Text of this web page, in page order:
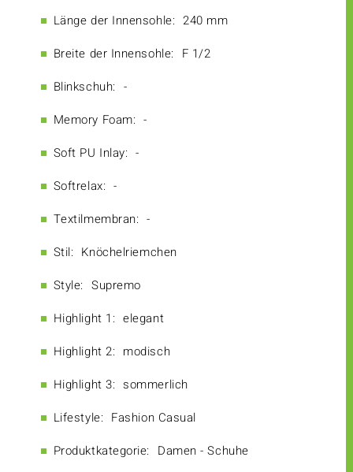
Länge der Innensohle: 240 mm
Breite der Innensohle: F 1/2
Blinkschuh: -
Memory Foam: -
Soft PU Inlay: -
Softrelax: -
Textilmembran: -
Stil: Knöchelriemchen
Style: Supremo
Highlight 1: elegant
Highlight 2: modisch
Highlight 3: sommerlich
Lifestyle: Fashion Casual
Produktkategorie: Damen - Schuhe